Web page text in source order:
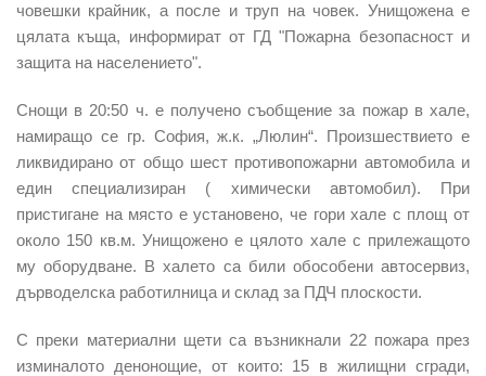
човешки крайник, а после и труп на човек. Унищожена е
цялата къща, информират от ГД "Пожарна безопасност и
защита на населението".
Снощи в 20:50 ч. е получено съобщение за пожар в хале,
намиращо се гр. София, ж.к. „Люлин“. Произшествието е
ликвидирано от общо шест противопожарни автомобила и
един специализиран ( химически автомобил). При
пристигане на място е установено, че гори хале с площ от
около 150 кв.м. Унищожено е цялото хале с прилежащото
му оборудване. В халето са били обособени автосервиз,
дърводелска работилница и склад за ПДЧ плоскости.
С преки материални щети са възникнали 22 пожарапрез
изминалото денонощие, от които: 15 в жилищни сгради,